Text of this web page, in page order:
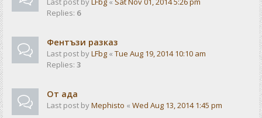
Replies: 6
Фентъзи разказ
Last post byLFbg « Tue Aug 19, 2014 10:10 am
Replies: 3
От ада
Last post byMephisto « Wed Aug 13, 2014 1:45 pm